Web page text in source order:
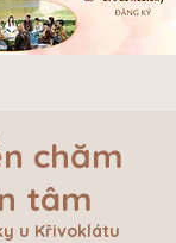
chăm
tâm
u Křivoklátu